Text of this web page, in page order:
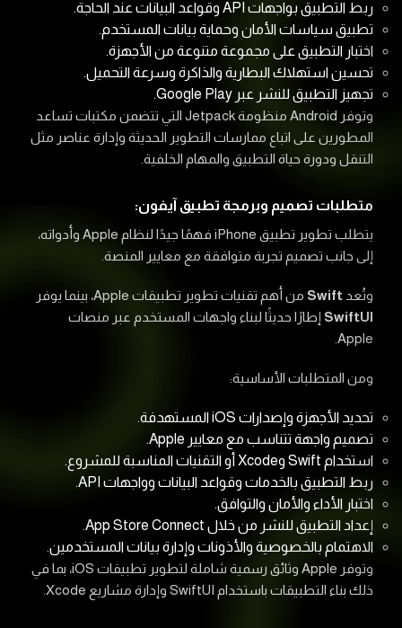
ربط التطبيق بواجهات API وقواعد البيانات عند الحاجة.
تطبيق سياسات الأمان وحماية بيانات المستخدم.
اختبار التطبيق على مجموعة متنوعة من الأجهزة.
تحسين استهلاك البطارية والذاكرة وسرعة التحميل.
تجهيز التطبيق للنشر عبر Google Play.
وتوفر Android منظومة Jetpack التي تتضمن مكتبات تساعد
المطورين على اتباع ممارسات التطوير الحديثة وإدارة عناصر مثل
التنقل ودورة حياة التطبيق والمهام الخلفية.
متطلبات تصميم وبرمجة تطبيق آيفون:
يتطلب تطوير تطبيق iPhone فهمًا جيدًا لنظام Apple وأدواته،
إلى جانب تصميم تجربة متوافقة مع معايير المنصة.
وتُعد Swift من أهم تقنيات تطوير تطبيقات Apple، بينما يوفر
SwiftUI إطارًا حديثًا لبناء واجهات المستخدم عبر منصات
Apple.
ومن المتطلبات الأساسية:
تحديد الأجهزة وإصدارات iOS المستهدفة.
تصميم واجهة تتناسب مع معايير Apple.
استخدام Swift وXcode أو التقنيات المناسبة للمشروع.
ربط التطبيق بالخدمات وقواعد البيانات وواجهات API.
اختبار الأداء والأمان والتوافق.
إعداد التطبيق للنشر من خلال App Store Connect.
الاهتمام بالخصوصية والأذونات وإدارة بيانات المستخدمين.
وتوفر Apple وثائق رسمية شاملة لتطوير تطبيقات iOS، بما في
ذلك بناء التطبيقات باستخدام SwiftUI وإدارة مشاريع Xcode.